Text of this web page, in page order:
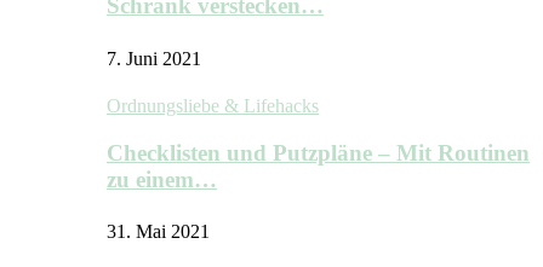
Schrank verstecken…
7. Juni 2021
Ordnungsliebe & Lifehacks
Checklisten und Putzpläne – Mit Routinen
zu einem…
31. Mai 2021